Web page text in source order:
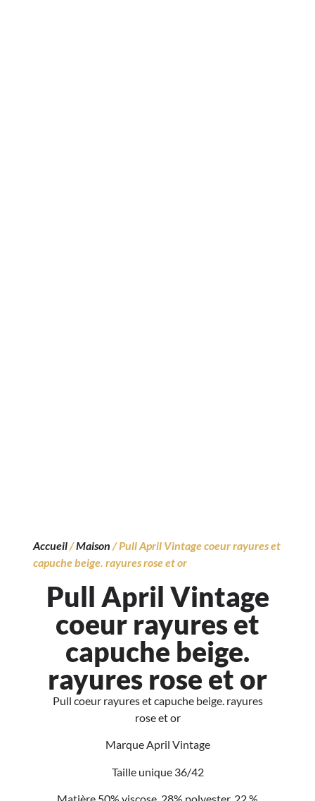
Accueil/Maison / Pull April Vintage coeur rayures et
capuche beige. rayures rose et or
Pull April Vintage
coeur rayures et
capuche beige.
rayures rose et or
Pull coeur rayures et capuche beige. rayures
rose et or
Marque April Vintage
Taille unique 36/42